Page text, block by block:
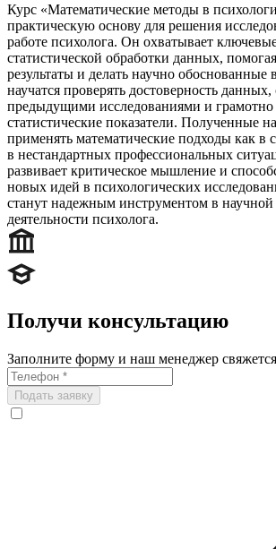
Курс «Математические методы в
практическую основу для решения
работе психолога. Он охватывает
статистической обработки данных,
результаты и делать научно
научатся проверять достоверность
предыдущими исследованиями и грамотно
статистические показатели. Полученные
применять математические подходы как в
в нестандартных профессиональных
развивает критическое мышление и
новых идей в психологических
станут надежным инструментом в научной
деятельности психолога.
Получи консультацию
Заполните форму и наш менеджер
Подать заявку